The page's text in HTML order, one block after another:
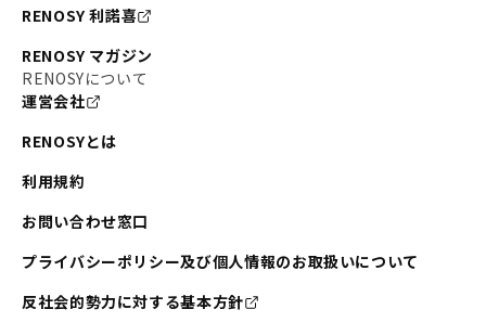
RENOSY 利諾喜
RENOSY マガジン
RENOSYについて
運営会社
RENOSYとは
利用規約
お問い合わせ窓口
プライバシーポリシー及び個人情報のお取扱いについて
反社会的勢力に対する基本方針